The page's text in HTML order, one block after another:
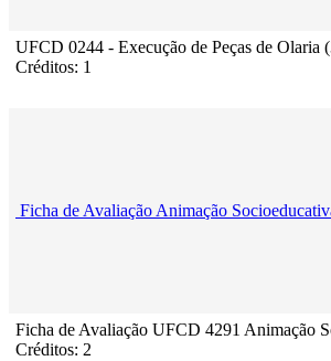
UFCD 0244 - Execução de Peças de Olaria
Créditos: 1
Ficha de Avaliação Animação
Ficha de Avaliação UFCD 4291 Animação
Créditos: 2